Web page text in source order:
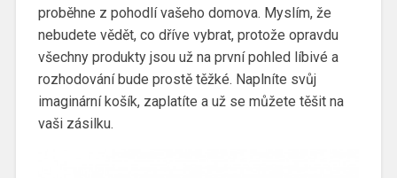
proběhne z pohodlí vašeho domova. Myslím, že
nebudete vědět, co dříve vybrat, protože opravdu
všechny produkty jsou už na první pohled líbivé a
rozhodování bude prostě těžké. Naplníte svůj
imaginární košík, zaplatíte a už se můžete těšit na
vaši zásilku.